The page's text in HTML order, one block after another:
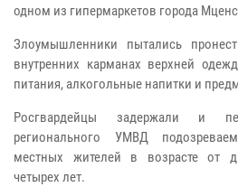
одном из гипермаркетов города
Злоумышленники пытались
внутренних карманах верхней
питания, алкогольные напитки и
Росгвардейцы задержали и
регионального УМВД
местных жителей в возрасте от
четырех лет.